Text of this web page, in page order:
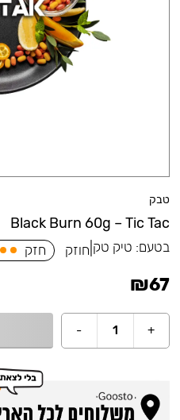
טבק
Black Burn 60g – Tic Tac
בטעם: טיק טק חוזק חזק
₪67
+
1
-